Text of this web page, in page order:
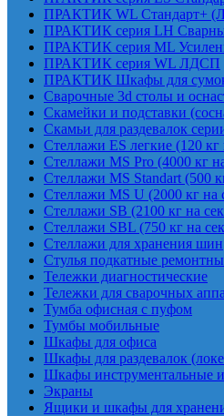
ПРАКТИК WL Стандарт+
ПРАКТИК серия LH
ПРАКТИК серия ML
ПРАКТИК серия WL ЛДСП
ПРАКТИК Шкафы для
Сварочные 3d столы и
Скамейки и подставки
Скамьи для раздевалок
Стеллажи ES легкие (120
Стеллажи MS Pro (4000 кг
Стеллажи MS Standart (500
Стеллажи MS U (2000 кг на
Стеллажи SB (2100 кг на
Стеллажи SBL (750 кг на
Стеллажи для хранения шин
Стулья подкатные
Тележки диагностические
Тележки для сварочных
Тумба офисная с пуфом
Тумбы мобильные
Шкафы для офиса
Шкафы для раздевалок
Шкафы инструментальные и
Экраны
Ящики и шкафы для